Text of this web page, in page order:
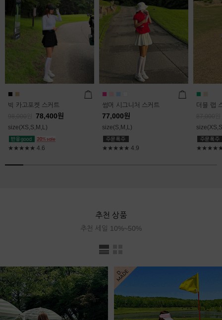
빅 카고포켓 스커트
78,400원
size(XS,S,M,L)
★★★★★ 4.6
썸머 시그니처 스커트
77,000원
size(S,M,L)
★★★★★ 4.9
더블 랩
추천 상품
추천 세일 10%~50%